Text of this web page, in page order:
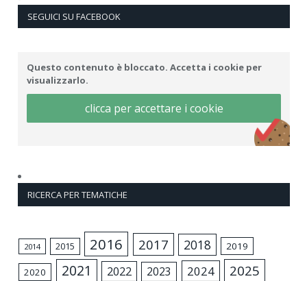
SEGUICI SU FACEBOOK
Questo contenuto è bloccato. Accetta i cookie per
visualizzarlo.
clicca per accettare i cookie
RICERCA PER TEMATICHE
2014 2015 2016 2017 2018 2019
2020 2021 2022 2023 2024 2025